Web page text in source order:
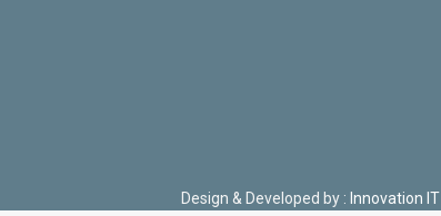
Design & Developed by : Innovation IT